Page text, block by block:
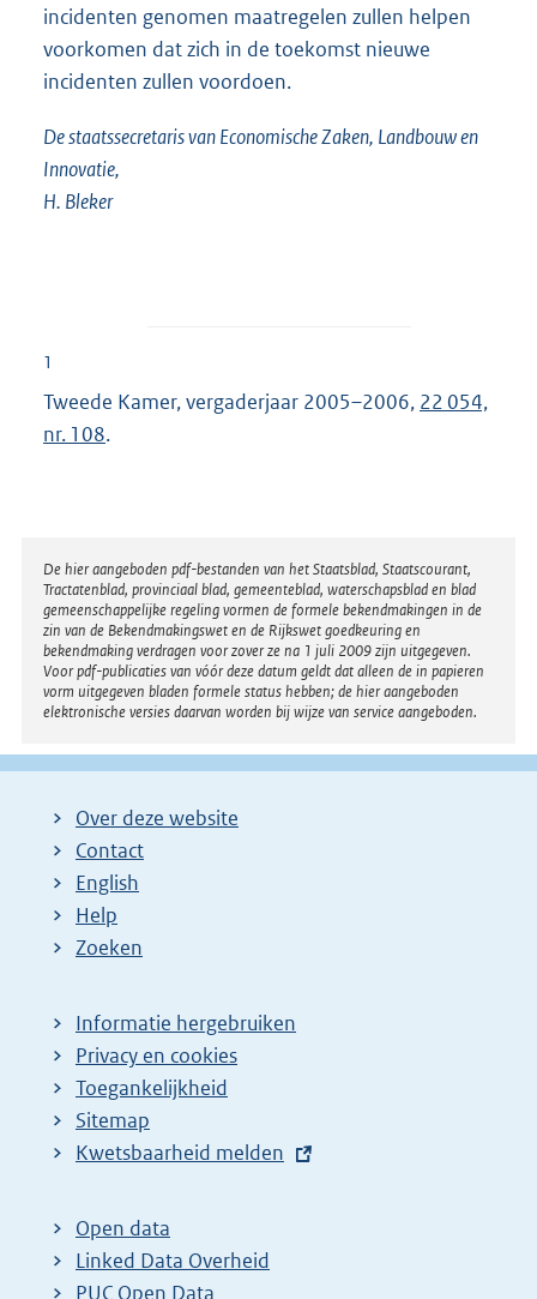
incidenten genomen maatregelen zullen helpen
voorkomen dat zich in de toekomst nieuwe
incidenten zullen voordoen.
De staatssecretaris van Economische Zaken, Landbouw en
Innovatie,
H. Bleker
1
Tweede Kamer, vergaderjaar 2005–2006, 22 054,
nr. 108.
Disclaimer
De hier aangeboden pdf-bestanden van het Staatsblad, Staatscourant,
Tractatenblad, provinciaal blad, gemeenteblad, waterschapsblad en blad
gemeenschappelijke regeling vormen de formele bekendmakingen in de
zin van de Bekendmakingswet en de Rijkswet goedkeuring en
bekendmaking verdragen voor zover ze na 1 juli 2009 zijn uitgegeven.
Voor pdf-publicaties van vóór deze datum geldt dat alleen de in papieren
vorm uitgegeven bladen formele status hebben; de hier aangeboden
elektronische versies daarvan worden bij wijze van service aangeboden.
Over deze website
Contact
English
Help
Zoeken
Informatie hergebruiken
Privacy en cookies
Toegankelijkheid
Sitemap
E
t
e
r
Kwetsbaarheid melden
Open data
Linked Data Overheid
PUC Open Data